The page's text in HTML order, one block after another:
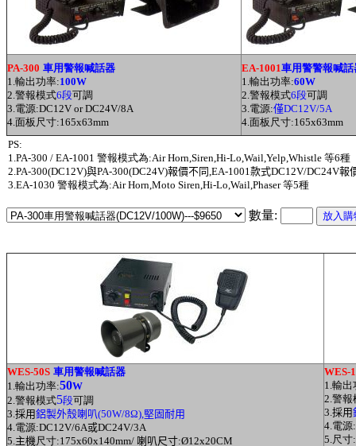
PA-300 車用警報喊話器
1.輸出功率:100W
2.警報模式6段可調
3.電源:DC12V or DC24V/8A
4.面板尺寸:165x63mm
EA-1001車用警警報喊話
1.輸出功率:60W
2.警報模式6段可調
3.電源:僅DC12V/5A
4.面板尺寸:165x63mm
PS:
1.PA-300 / EA-1001 警報模式為:Air Horn,Siren,Hi-Lo,Wail,Yelp,Whistle 等6種
2.PA-300(DC12V)與PA-300(DC24V)報價不同,EA-1001款式DC12V/DC24V報
3.EA-1030 警報模式為:Air Horn,Moto Siren,Hi-Lo,Wail,Phaser 等5種
數量:
WES-50S 車用警報喊話器
1.輸出功率:50W
2.警報模式5段可調
3. 採用鋁製外殼喇叭(50W/8Ω), 堅固耐用
4.電源:DC12V/6A或DC24V/3A
5. 主機尺寸:175x60x140mm/ 喇叭尺寸:Ø12x20CM
WES-
1.輸出
2.警報
3. 採用
4.電源
5.尺寸